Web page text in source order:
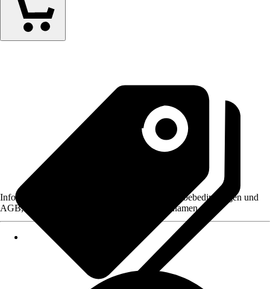
Informationen des Verkäufers, wie z. B. Rückgabebedingungen und
AGB, finden Sie bei Klick auf den Verkäufernamen.